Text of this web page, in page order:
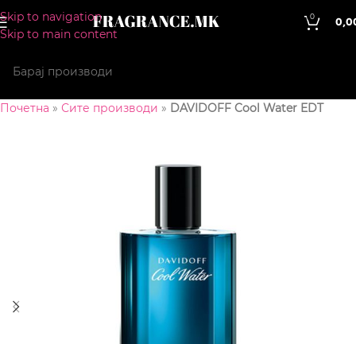
Skip to navigation
Skip to main content
0
Почетна » Сите производи » DAVIDOFF Cool Water EDT